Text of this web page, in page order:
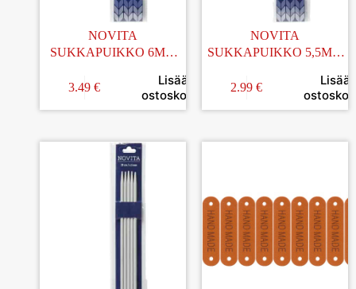
NOVITA
SUKKAPUIKKO 6MM
3.49 €
Lisää
ostoskoriin
NOVITA
SUKKAPUIKKO 5,5MM
2.99 €
Lisää